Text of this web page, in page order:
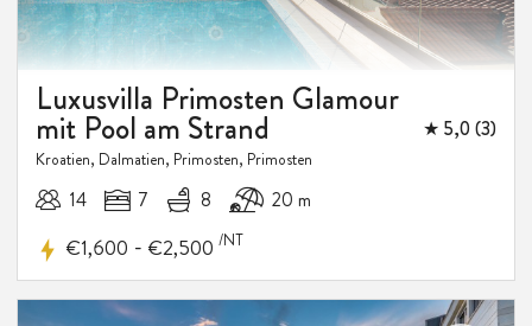
15%
RABATT
Luxusvilla Primosten Glamour
mit Pool am Strand ★ 5,0 (3)
Kroatien, Dalmatien, Primosten, Primosten
14 7 8 20 m
€1,600 - €2,500 /NT